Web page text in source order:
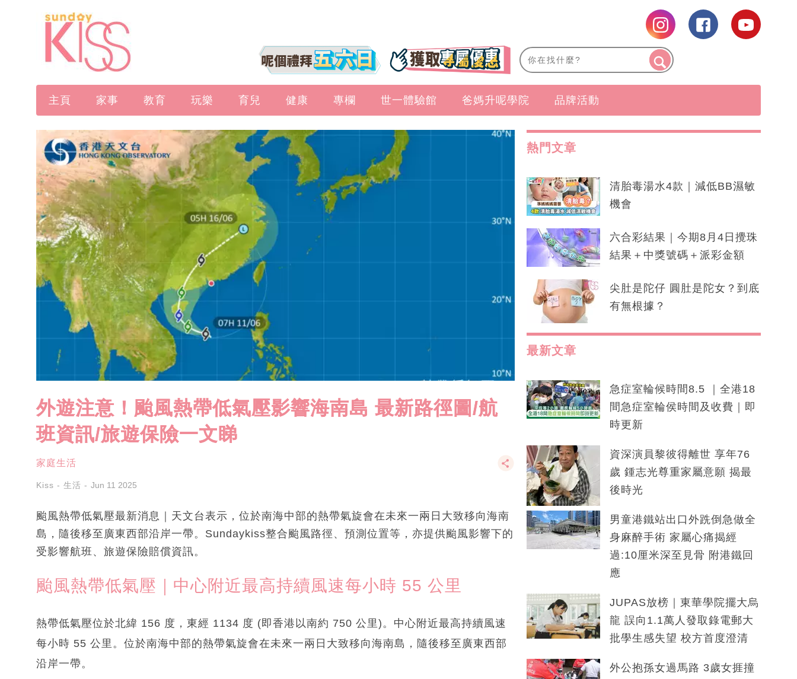
主頁 家事 教育 玩樂 育兒 健康 專欄 世一體驗館 爸媽升呢學院 品牌活動
外遊注意！颱風熱帶低氣壓影響海南島 最新路徑圖/航
班資訊/旅遊保險一文睇
家庭生活
Kiss - 生活 Jun 11 2025
颱風熱帶低氣壓最新消息｜天文台表示，位於南海中部的熱帶氣旋會在未來一兩日大致移向海南
島，隨後移至廣東西部沿岸一帶。Sundaykiss整合颱風路徑、預測位置等，亦提供颱風影響下的
受影響航班、旅遊保險賠償資訊。
颱風熱帶低氣壓｜中心附近最高持續風速每小時 55 公里
熱帶低氣壓位於北緯 156 度，東經 1134 度 (即香港以南約 750 公里)。中心附近最高持續風速
每小時 55 公里。位於南海中部的熱帶氣旋會在未來一兩日大致移向海南島，隨後移至廣東西部
沿岸一帶。
熱門文章
清胎毒湯水4款｜減低BB濕敏
機會
六合彩結果｜今期8月4日攪珠
結果＋中獎號碼＋派彩金額
尖肚是陀仔 圓肚是陀女？到底
有無根據？
最新文章
急症室輪候時間8.5 ｜全港18
間急症室輪侯時間及收費｜即
時更新
資深演員黎彼得離世 享年76
歲 鍾志光尊重家屬意願 揭最
後時光
男童港鐵站出口外跣倒急做全
身麻醉手術 家屬心痛揭經
過:10厘米深至見骨 附港鐵回
應
JUPAS放榜｜東華學院擺大烏
龍 誤向1.1萬人發取錄電郵大
批學生感失望 校方首度澄清
外公抱孫女過馬路 3歲女捱撞